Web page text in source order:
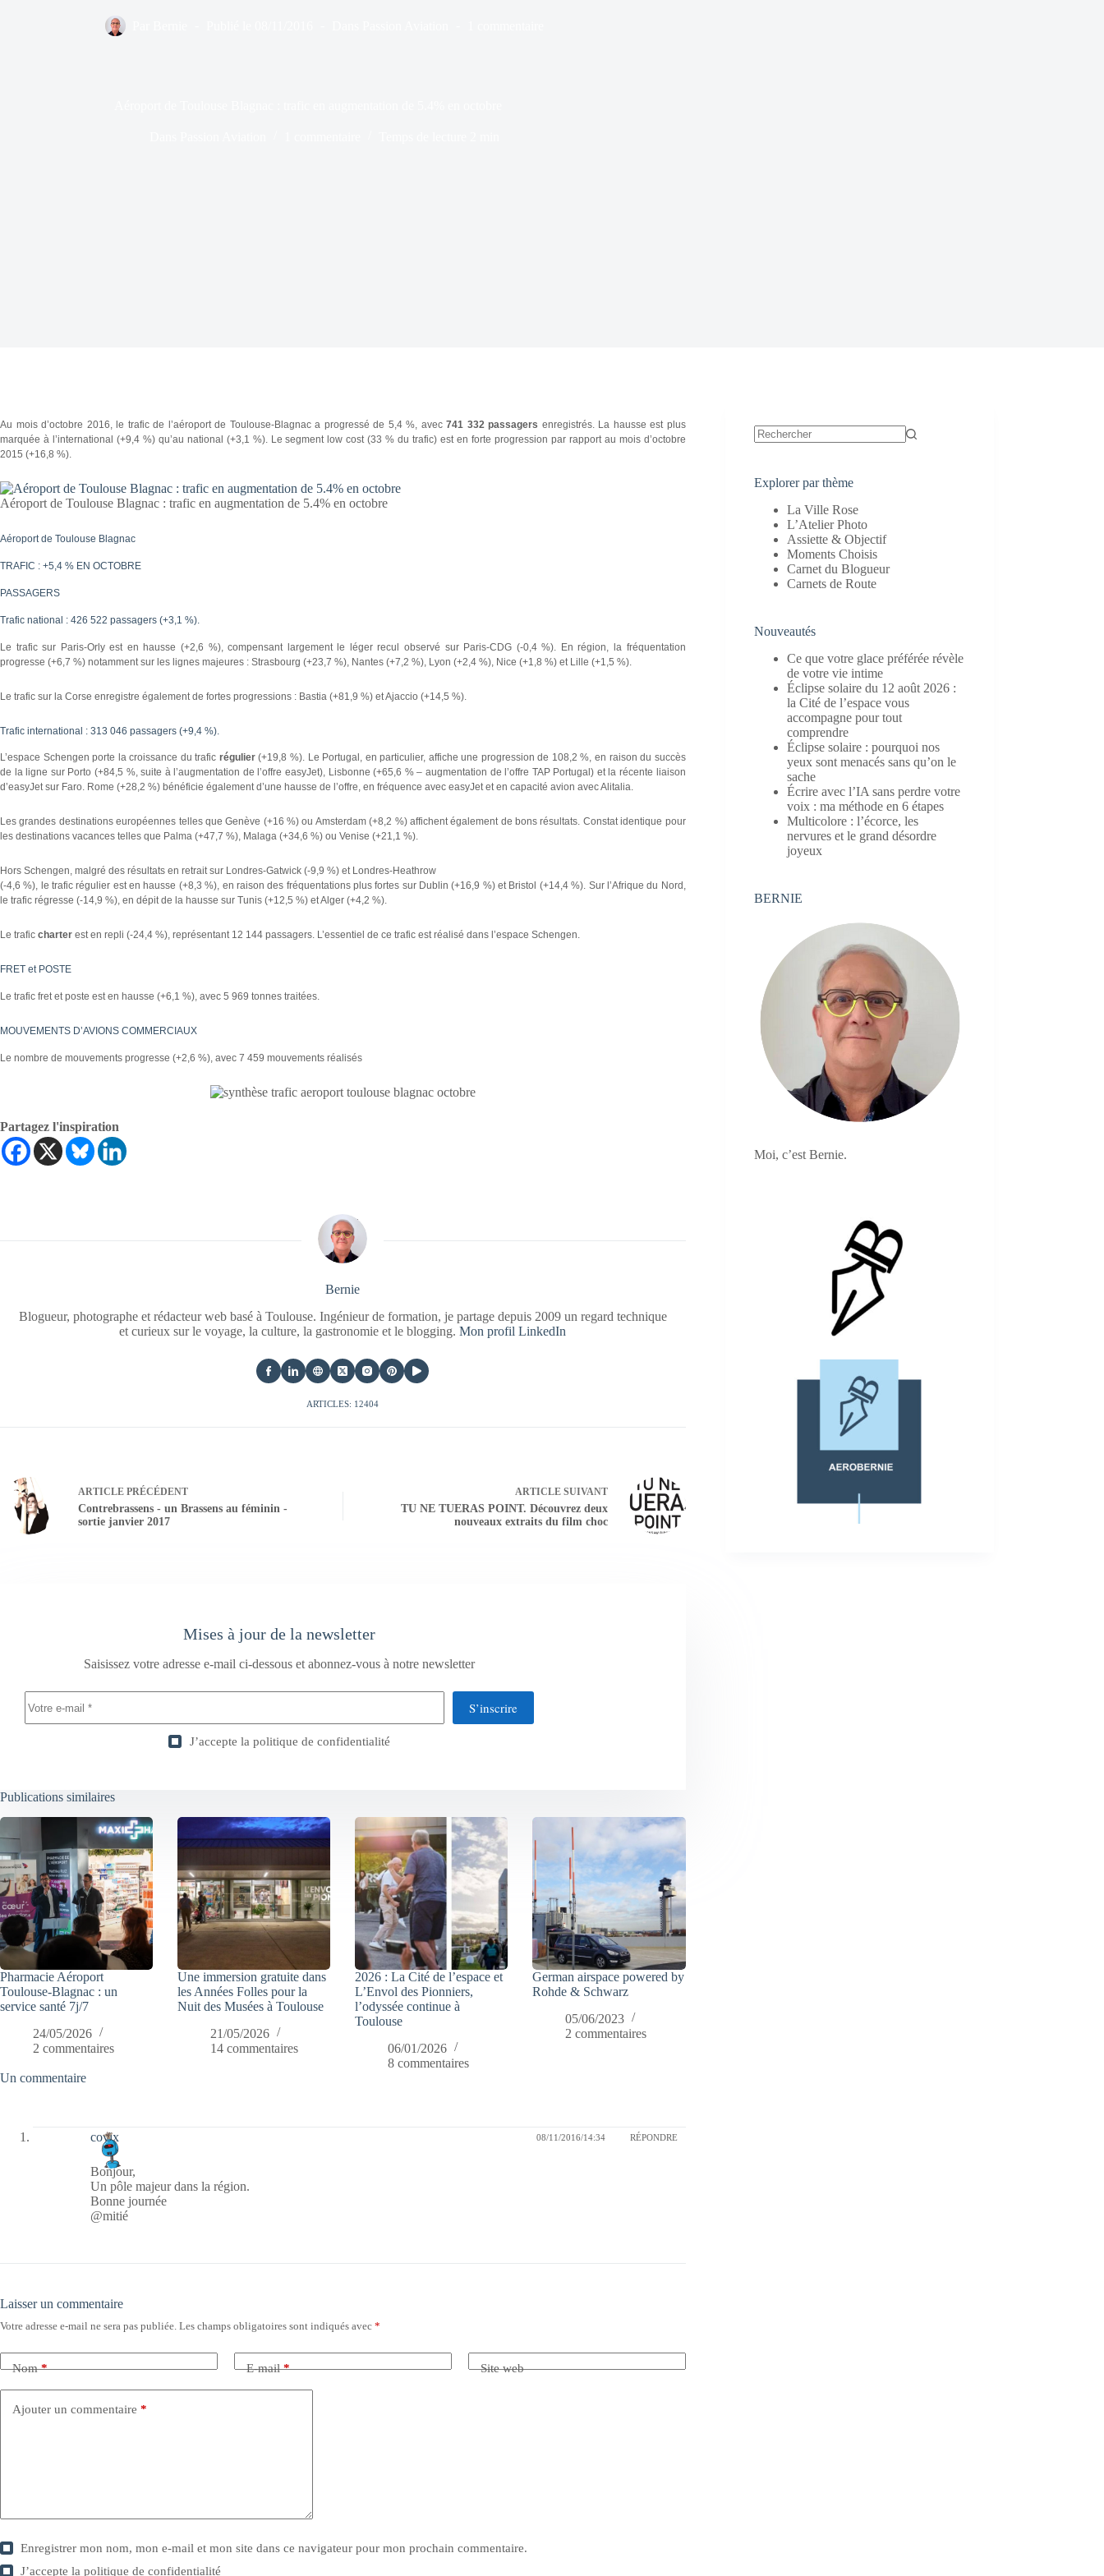
Au mois d’octobre 2016, le trafic de l’aéroport de Toulouse-Blagnac a progressé de 5,4 %, avec741 332 passagers enregistrés. La hausse est plus
marquée à l’international (+9,4 %) qu’au national (+3,1 %). Le segment low cost (33 % du trafic) est en forte progression par rapport au mois d’octobre
2015 (+16,8 %).
Aéroport de Toulouse Blagnac : trafic en augmentation de 5.4% en octobre
Aéroport de Toulouse Blagnac
TRAFIC : +5,4 % EN OCTOBRE
PASSAGERS
Trafic national : 426 522 passagers (+3,1 %).
Le trafic sur Paris-Orly est en hausse (+2,6 %), compensant largement le léger recul observé sur Paris-CDG (-0,4 %). En région, la fréquentation
progresse (+6,7 %) notamment sur les lignes majeures : Strasbourg (+23,7 %), Nantes (+7,2 %), Lyon (+2,4 %), Nice (+1,8 %) et Lille (+1,5 %).
Le trafic sur la Corse enregistre également de fortes progressions : Bastia (+81,9 %) et Ajaccio (+14,5 %).
Trafic international : 313 046 passagers (+9,4 %).
L’espace Schengen porte la croissance du trafic régulier(+19,8 %). Le Portugal, en particulier, affiche une progression de 108,2 %, en raison du succès
de la ligne sur Porto (+84,5 %, suite à l’augmentation de l’offre easyJet), Lisbonne (+65,6 % – augmentation de l’offre TAP Portugal) et la récente liaison
d’easyJet sur Faro. Rome (+28,2 %) bénéficie également d’une hausse de l’offre, en fréquence avec easyJet et en capacité avion avec Alitalia.
Les grandes destinations européennes telles que Genève (+16 %) ou Amsterdam (+8,2 %) affichent également de bons résultats. Constat identique pour
les destinations vacances telles que Palma (+47,7 %), Malaga (+34,6 %) ou Venise (+21,1 %).
Hors Schengen, malgré des résultats en retrait sur Londres-Gatwick (-9,9 %) et Londres-Heathrow
(-4,6 %), le trafic régulier est en hausse (+8,3 %), en raison des fréquentations plus fortes sur Dublin (+16,9 %) et Bristol (+14,4 %). Sur l’Afrique du Nord,
le trafic régresse (-14,9 %), en dépit de la hausse sur Tunis (+12,5 %) et Alger (+4,2 %).
Le trafic charter est en repli (-24,4 %), représentant 12 144 passagers. L’essentiel de ce trafic est réalisé dans l’espace Schengen.
FRET et POSTE
Le trafic fret et poste est en hausse (+6,1 %), avec 5 969 tonnes traitées.
MOUVEMENTS D’AVIONS COMMERCIAUX
Le nombre de mouvements progresse (+2,6 %), avec 7 459 mouvements réalisés
Partagez l'inspiration
Bernie
Blogueur, photographe et rédacteur web basé à Toulouse. Ingénieur de formation, je partage depuis 2009 un regard technique
et curieux sur le voyage, la culture, la gastronomie et le blogging.Mon profil LinkedIn
ARTICLES: 12404
ARTICLE PRÉCÉDENT
Contrebrassens - un Brassens au féminin -
sortie janvier 2017
ARTICLESUIVANT
TU NE TUERAS POINT. Découvrez deux
nouveaux extraits du film choc
Mises à jour de la newsletter
Saisissez votre adresse e-mail ci-dessous et abonnez-vous à notre newsletter
S’inscrire
J’accepte la politique de confidentialité
Publications similaires
Pharmacie Aéroport
Toulouse-Blagnac : un
service santé 7j/7
24/05/2026
2 commentaires
Une immersion gratuite dans
les Années Folles pour la
Nuit des Musées à Toulouse
21/05/2026
14 commentaires
2026 : La Cité de l’espace et
L’Envol des Pionniers,
l’odyssée continue à
Toulouse
06/01/2026
8 commentaires
German airspace powered by
Rohde & Schwarz
05/06/2023
2 commentaires
Un commentaire
covix 08/11/2016/14:34 RÉPONDRE
Bonjour,
Un pôle majeur dans la région.
Bonne journée
@mitié
Laisser un commentaire
Votre adresse e-mail ne sera pas publiée. Les champs obligatoires sont indiqués avec *
Nom* E-mail* Site web
Ajouter un commentaire *
Enregistrer mon nom, mon e-mail et mon site dans ce navigateur pour mon prochain commentaire.
J’accepte lapolitique de confidentialité
Explorer par thème
La Ville Rose
L’Atelier Photo
Assiette & Objectif
Moments Choisis
Carnet du Blogueur
Carnets de Route
Nouveautés
Ce que votre glace préférée révèle
de votre vie intime
Éclipse solaire du 12 août 2026 :
la Cité de l’espace vous
accompagne pour tout
comprendre
Éclipse solaire : pourquoi nos
yeux sont menacés sans qu’on le
sache
Écrire avec l’IA sans perdre votre
voix : ma méthode en 6 étapes
Multicolore : l’écorce, les
nervures et le grand désordre
joyeux
BERNIE
Moi, c’est Bernie.